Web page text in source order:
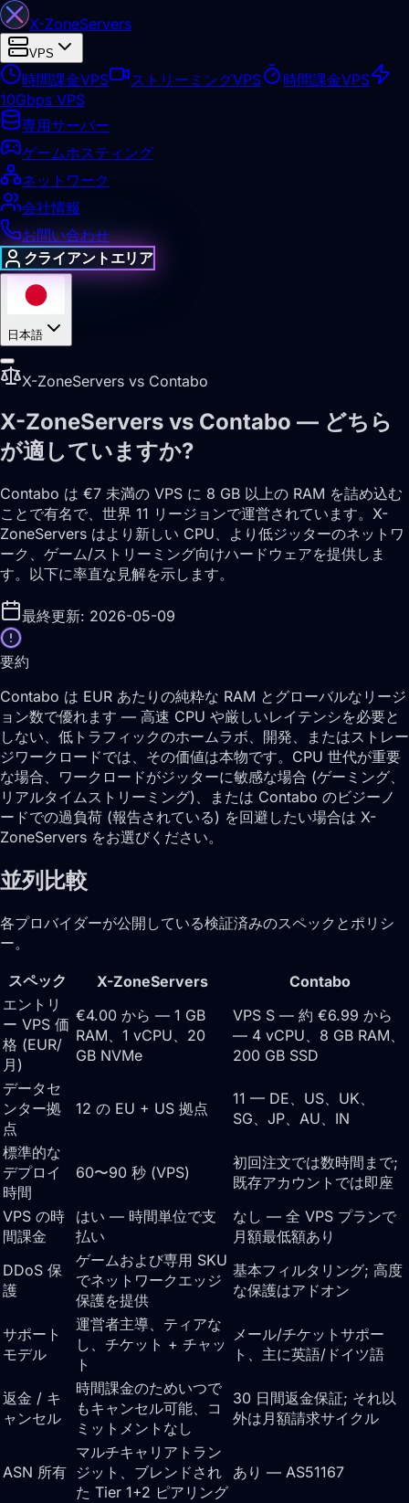
X-ZoneServers
VPS
時間課金VPS ストリーミングVPS
時間課金VPS
10Gbps VPS
専用サーバー
ゲームホスティング
ネットワーク
会社情報
お問い合わせ
クライアントエリア
日本語
X-ZoneServers vs Contabo
X-ZoneServers vs Contabo — どちら
が適していますか?
Contabo は €7 未満の VPS に 8 GB 以上の RAM を詰め込む
ことで有名で、世界 11 リージョンで運営されています。X-
ZoneServers はより新しい CPU、より低ジッターのネットワ
ーク、ゲーム/ストリーミング向けハードウェアを提供しま
す。以下に率直な見解を示します。
最終更新: 2026-05-09
要約
Contabo は EUR あたりの純粋な RAM とグローバルなリージ
ョン数で優れます — 高速 CPU や厳しいレイテンシを必要と
しない、低トラフィックのホームラボ、開発、またはストレー
ジワークロードでは、その価値は本物です。CPU 世代が重要
な場合、ワークロードがジッターに敏感な場合 (ゲーミング、
リアルタイムストリーミング)、または Contabo のビジーノ
ードでの過負荷 (報告されている) を回避したい場合は X-
ZoneServers をお選びください。
並列比較
各プロバイダーが公開している検証済みのスペックとポリシ
ー。
スペック X-ZoneServers
Contabo
エントリ
ー VPS 価
格 (EUR/
月)
€4.00 から — 1 GB
RAM、1 vCPU、20
GB NVMe
VPS S — 約 €6.99 から
— 4 vCPU、8 GB RAM、
200 GB SSD
データセ
ンター拠
点
12 の EU + US 拠点
11 — DE、US、UK、
SG、JP、AU、IN
標準的な
デプロイ
時間
60〜90 秒 (VPS)
初回注文では数時間まで;
既存アカウントでは即座
VPS の時
間課金
はい — 時間単位で支
払い
なし — 全 VPS プランで
月額最低額あり
DDoS 保
護
ゲームおよび専用 SKU
でネットワークエッジ
保護を提供
基本フィルタリング; 高度
な保護はアドオン
サポート
モデル
運営者主導、ティアな
し、チケット + チャッ
ト
メール/チケットサポー
ト、主に英語/ドイツ語
返金 / キ
ャンセル
時間課金のためいつで
もキャンセル可能、コ
ミットメントなし
30 日間返金保証; それ以
外は月額請求サイクル
ASN 所有
マルチキャリアトラン
ジット、ブレンドされ
た Tier 1+2 ピアリング
あり — AS51167